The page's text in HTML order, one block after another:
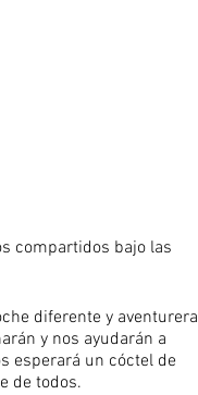
compartidos bajo las
diferente y aventurera
y nos ayudarán a
esperará un cóctel de
de todos.